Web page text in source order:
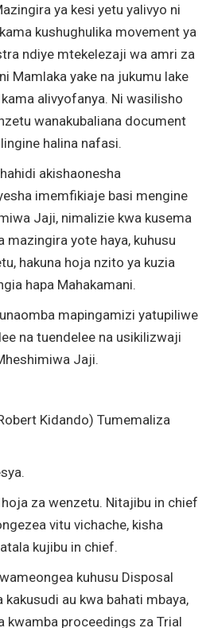
ya kesi yetu yalivyo ni
kushughulika movement ya
ndiye mtekelezaji wa amri za
Mamlaka yake na jukumu lake
alivyofanya. Ni wasilisho
wanakubaliana document
halina nafasi.
akishaonesha
imemfikiaje basi mengine
Jaji, nimalizie kwa kusema
mazingira yote haya, kuhusu
hakuna hoja nzito ya kuzia
hapa Mahakamani.
mapingamizi yatupiliwe
na tuendelee na usikilizwaji
Jaji.
Kidando) Tumemaliza
za wenzetu. Nitajibu in chief
vitu vichache, kisha
kujibu in chief.
kuhusu Disposal
kakusudi au kwa bahati mbaya,
kwamba proceedings za Trial